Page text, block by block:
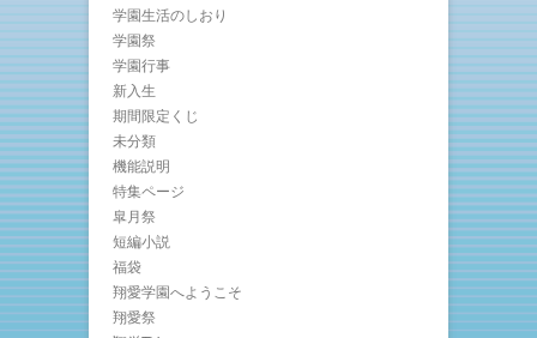
学園生活のしおり
学園祭
学園行事
新入生
期間限定くじ
未分類
機能説明
特集ページ
皐月祭
短編小説
福袋
翔愛学園へようこそ
翔愛祭